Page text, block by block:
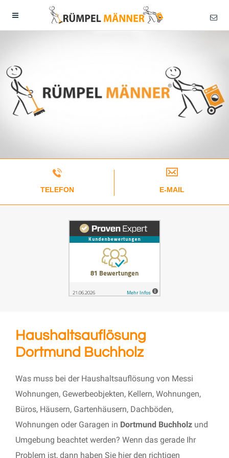
TELEFON E-MAIL
Haushaltsauflösung
Dortmund Buchholz
Was muss bei der Haushaltsauflösung von Messi
Wohnungen, Gewerbeobjekten, Kellern, Wohnungen,
Büros, Häusern, Gartenhäusern, Dachböden,
Wohnungen oder Garagen in Dortmund Buchholz und
Umgebung beachtet werden? Wenn das gerade Ihr
Problem ist, dann haben Sie hier den richtigen